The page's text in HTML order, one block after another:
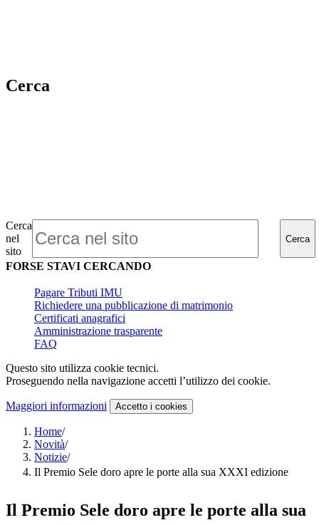
Cerca
Cerca
nel
sito
Cerca
FORSE STAVI CERCANDO
Pagare Tributi IMU
Richiedere una pubblicazione di matrimonio
Certificati anagrafici
Amministrazione trasparente
FAQ
Questo sito utilizza cookie tecnici.
Proseguendo nella navigazione accetti l’utilizzo dei cookie.
Maggiori informazioni Accetto i cookies
Home/
Novità/
Notizie/
Il Premio Sele doro apre le porte alla sua XXXI edizione
Il Premio Sele doro apre le porte alla sua